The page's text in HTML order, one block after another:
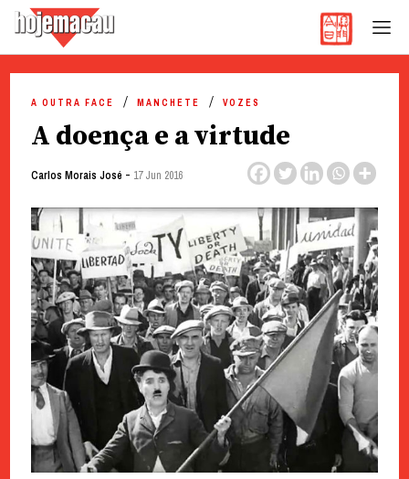
content
A OUTRA FACE MANCHETE VOZES
A doença e a virtude
Carlos Morais José - 17 Jun 2016